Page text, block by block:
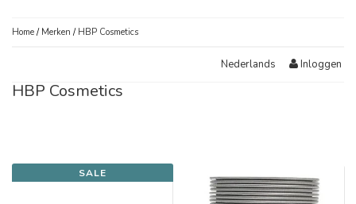
Home / Merken / HBP Cosmetics
Nederlands Inloggen
HBP Cosmetics
SALE